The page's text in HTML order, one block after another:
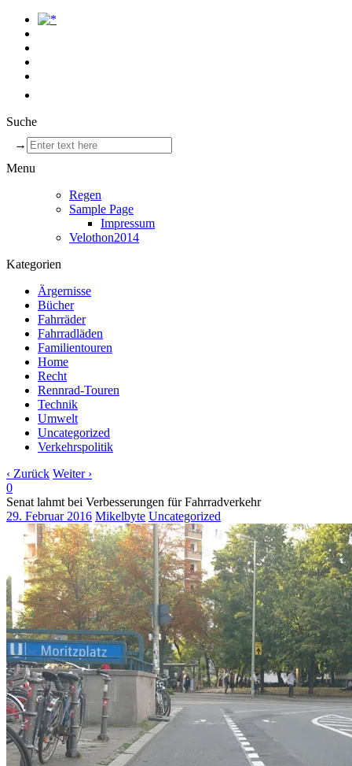
Suche
→
Menu
Regen
Sample Page
Impressum
Velothon2014
Kategorien
Ärgernisse
Bücher
Fahrräder
Fahrradläden
Familientouren
Home
Recht
Rennrad-Touren
Technik
Umwelt
Uncategorized
Verkehrspolitik
‹ Zurück Weiter ›
0
Senat lahmt bei Verbesserungen für Fahrradverkehr
29. Februar 2016 Mikelbyte Uncategorized